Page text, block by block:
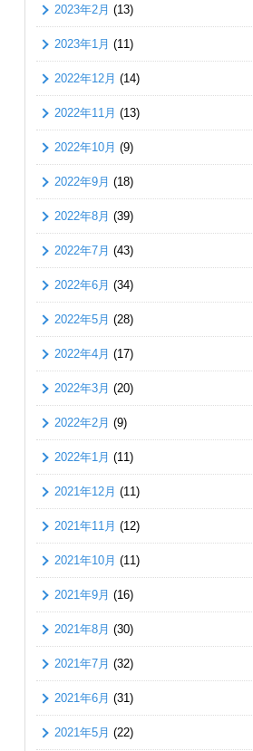
2023年2月 (13)
2023年1月 (11)
2022年12月 (14)
2022年11月 (13)
2022年10月 (9)
2022年9月 (18)
2022年8月 (39)
2022年7月 (43)
2022年6月 (34)
2022年5月 (28)
2022年4月 (17)
2022年3月 (20)
2022年2月 (9)
2022年1月 (11)
2021年12月 (11)
2021年11月 (12)
2021年10月 (11)
2021年9月 (16)
2021年8月 (30)
2021年7月 (32)
2021年6月 (31)
2021年5月 (22)